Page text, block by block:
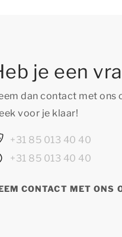
je een
dan contact met ons
voor je klaar!
+31 85 013 40 40
+31 85 013 40 40
CONTACT MET ONS